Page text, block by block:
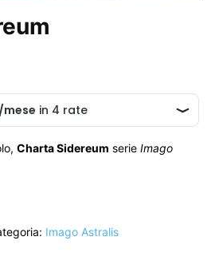
Charta Sidereum serie Imago
Imago Astralis